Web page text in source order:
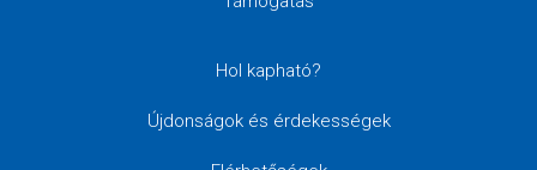
Hol kapható?
Újdonságok és érdekességek